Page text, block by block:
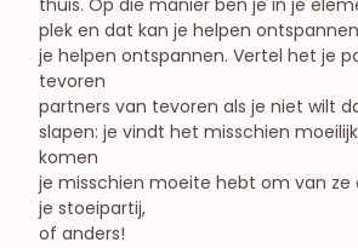
thuis. Op die manier ben je in je
plek en dat kan je helpen ontspannen
je helpen ontspannen. Vertel het je
tevoren
partners van tevoren als je niet wilt
slapen: je vindt het misschien
komen
je misschien moeite hebt om van
je stoeipartij,
of anders!